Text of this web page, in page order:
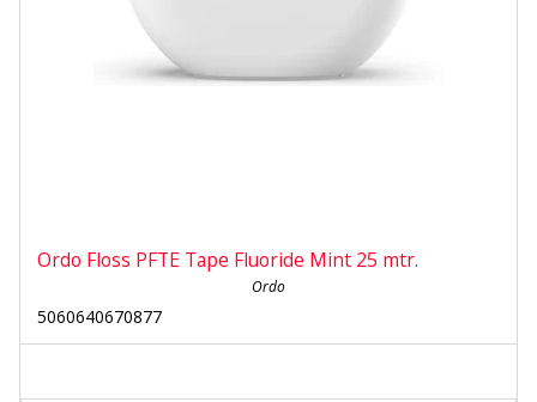
Ordo Floss PFTE Tape Fluoride Mint 25 mtr.
Ordo
5060640670877